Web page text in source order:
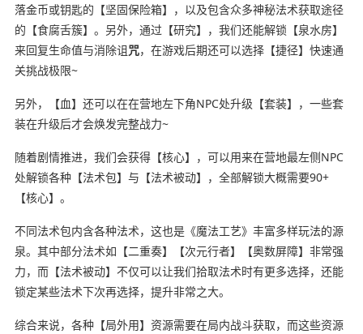
落金币或钥匙的【坚固保险箱】，以及包含众多神秘法术获取途径
的【食腐舌簇】。另外，通过【研究】，我们还能解锁【泉水房】
来回复生命值与消除诅咒，在游戏后期还可以选择【捷径】快速通
关挑战极限~
另外，【血】还可以在在营地左下角NPC处升级【套装】，一些套
装在升级后才会焕发完整战力~
随着剧情推进，我们会获得【核心】，可以用来在营地最左侧NPC
处解锁各种【法术包】与【法术被动】，全部解锁大概需要90+
【核心】。
不同法术包内含各种法术，这也是《魔法工艺》丰富多样玩法的源
泉。其中部分法术如【二重奏】【次元行者】【奥数屏障】非常强
力，而【法术被动】不仅可以让我们拾取法术时有更多选择，还能
锁定某些法术下次再选择，提升非常之大。
综合来说，各种【局外用】资源需要在局内战斗获取，而这些资源